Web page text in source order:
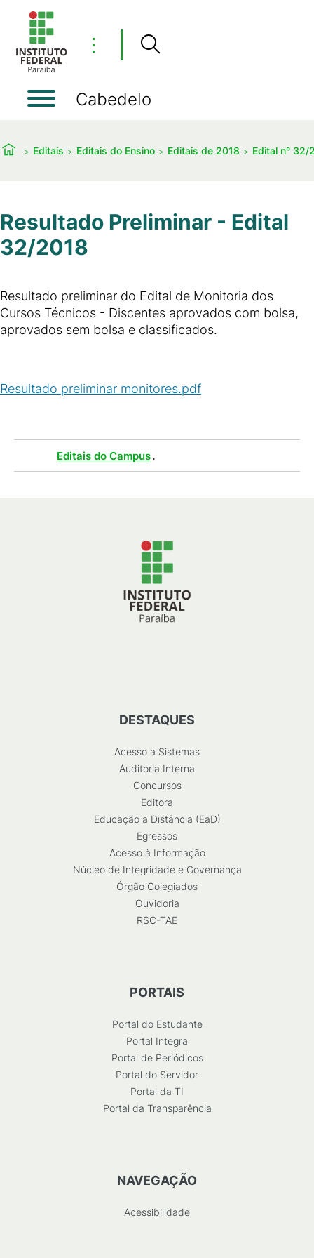
⋮
Cabedelo
Editais Editais do Ensino Editais de 2018 Edital n° 32/
Resultado Preliminar - Edital
32/2018
Resultado preliminar do Edital de Monitoria dos
Cursos Técnicos - Discentes aprovados com bolsa,
aprovados sem bolsa e classificados.
Resultado preliminar monitores.pdf
Editais do Campus.
DESTAQUES
Acesso a Sistemas
Auditoria Interna
Concursos
Editora
Educação a Distância (EaD)
Egressos
Acesso à Informação
Núcleo de Integridade e Governança
Órgão Colegiados
Ouvidoria
RSC-TAE
PORTAIS
Portal do Estudante
Portal Integra
Portal de Periódicos
Portal do Servidor
Portal da TI
Portal da Transparência
NAVEGAÇÃO
Acessibilidade